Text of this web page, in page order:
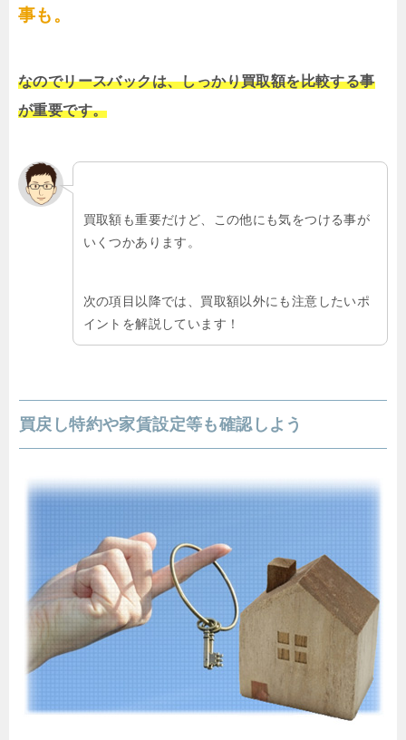
事も。
なのでリースバックは、しっかり買取額を比較する事
が重要です。
買取額も重要だけど、この他にも気をつける事が
いくつかあります。
次の項目以降では、買取額以外にも注意したいポ
イントを解説しています！
買戻し特約や家賃設定等も確認しよう